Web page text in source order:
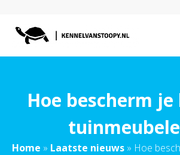
Hoe bescherm
Home » Laatste nieuws » Hoe